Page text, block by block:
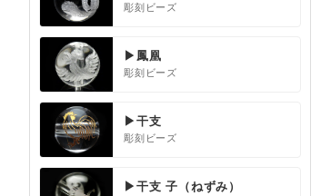
彫刻ビーズ
▶鳳凰
彫刻ビーズ
▶干支
彫刻ビーズ
▶干支 子（ねずみ）